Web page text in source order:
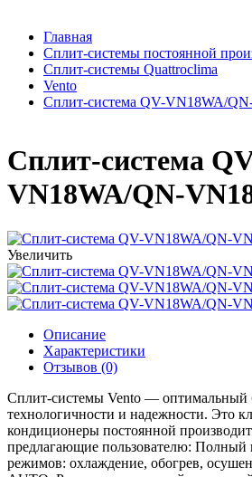
Главная
Сплит-системы постоянной
Сплит-системы Quattroclima
Vento
Сплит-система QV-VN18WA/
Сплит-система
VN18WA/QN-
Увеличить
Описание
Характеристики
Отзывов (0)
Сплит-системы Vento — оптимальный
технологичности и надежности. Это
кондиционеры постоянной
предлагающие пользователю: Полный
режимов: охлаждение, обогрев,